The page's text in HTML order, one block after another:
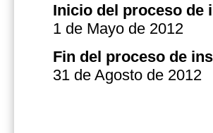
Inicio del proceso de
1 de Mayo de 2012
Fin del proceso de
31 de Agosto de 2012